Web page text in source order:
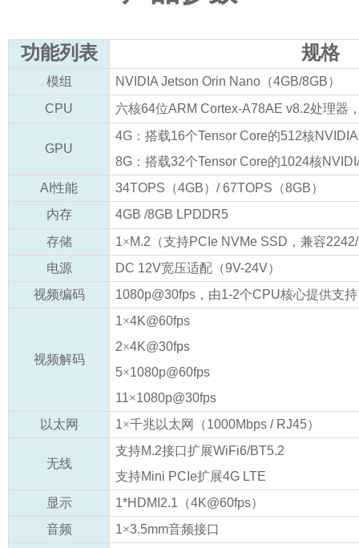
功能列表 规格
模组 NVIDIA Jetson Orin Nano （4GB/8GB）
CPU
六核64位ARM Cortex-A78AE v8.2处理器
GPU
4G ：搭载16个Tensor Core的512核
8G ：搭载32个Tensor Core的1024核
AI性能 34TOPS （4GB） / 67TOPS （8GB）
内存
4GB /8GB LPDDR5
存储
1×M.2 （支持PCIe NVMe SSD ，兼容
电源
DC 12V宽压适配（9V-24V）
视频编码
1080p@30fps ，由1-2个CPU核心提供支持
视频解码
1×4K@60fps
2×4K@30fps
5×1080p@60fps
11×1080p@30fps
以太网
1×千兆以太网（1000Mbps / RJ45）
无线
支持M.2接口扩展WiFi6/BT5.2
支持Mini PCIe扩展4G LTE
显示
1*HDMI2.1 （4K@60fps）
音频
1×3.5mm音频接口